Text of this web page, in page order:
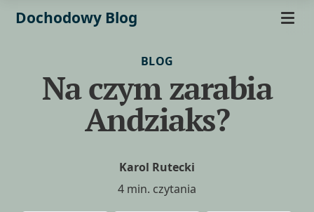
Dochodowy Blog
BLOG
Na czym zarabia
Andziaks?
Karol Rutecki
4 min. czytania